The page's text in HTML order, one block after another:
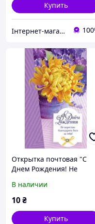
Купить
Інтернет-магазин Християнської книги
Открытка почтовая "С
Днем Рождения! Не
Бога за тебя!"
В наличии
10₴
Купить